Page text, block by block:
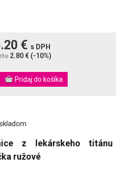
€ s DPH
2.80 € (-10%)
z lekárskeho titánu
ružové